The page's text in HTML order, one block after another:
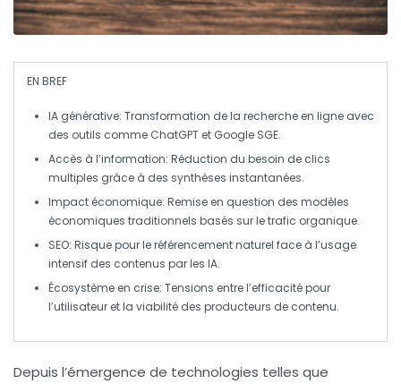
EN BREF
IA générative: Transformation de la recherche en ligne avec
des outils comme ChatGPT et Google SGE.
Accès à l’information: Réduction du besoin de clics
multiples grâce à des synthèses instantanées.
Impact économique: Remise en question des modèles
économiques traditionnels basés sur letrafic organique.
SEO: Risque pour le référencement naturel face à l’usage
intensif des contenus par les IA.
Écosystème en crise: Tensions entre l’efficacité pour
l’utilisateur et la viabilité des producteurs de contenu.
Depuis l’émergence de technologies telles que